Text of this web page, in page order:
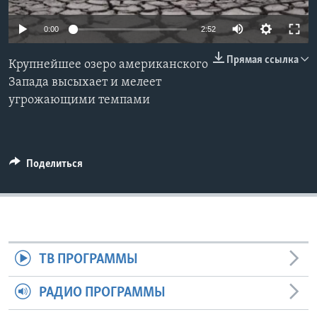
Learning English
СОЦИАЛЬНЫЕ СЕТИ
0:00 2:52
Прямая ссылка
Крупнейшее озеро американского
Запада высыхает и мелеет
угрожающими темпами
Поделиться
ТВ ПРОГРАММЫ
РАДИО ПРОГРАММЫ